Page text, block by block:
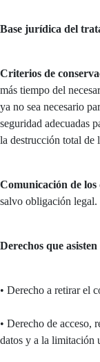
Base jurídica del
Criterios de
más tiempo del
ya no sea necesario
seguridad adecuadas
la destrucción total de
Comunicación de los
salvo obligación legal.
Derechos que
• Derecho a retirar el
• Derecho de acceso,
datos y a la limitación